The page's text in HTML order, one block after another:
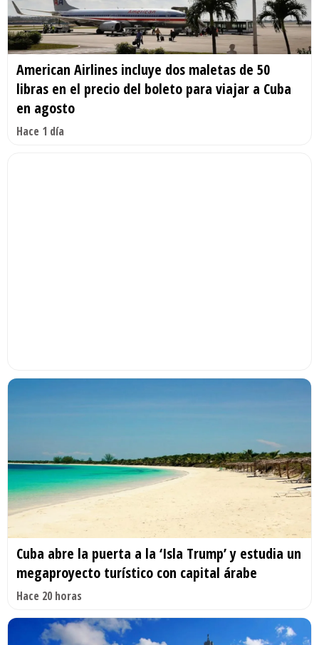
American Airlines incluye dos maletas de 50
libras en el precio del boleto para viajar a Cuba
en agosto
Hace 1 día
Cuba abre la puerta a la ‘Isla Trump’ y estudia un
megaproyecto turístico con capital árabe
Hace 20 horas